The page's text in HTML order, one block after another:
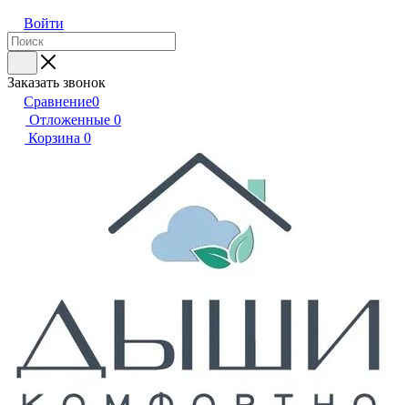
Войти
Заказать звонок
Сравнение0
Отложенные 0
Корзина 0